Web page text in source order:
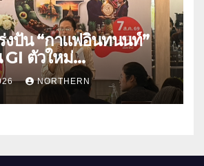
งปั้น “กาแฟอินทนนท์”
GI ตัวใหม่
GI NEXT 2026”
ะกอบการ 100 ราย ดัน
ษณ์สู่ตลาดพรีเมียม
NORTHERN